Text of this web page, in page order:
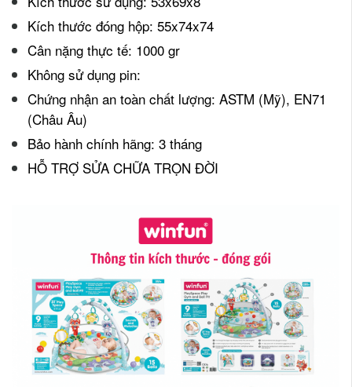
Kích thước đóng hộp: 55x74x74
Cân nặng thực tế: 1000 gr
Không sử dụng pin:
Chứng nhận an toàn chất lượng: ASTM (Mỹ), EN71
(Châu Âu)
Bảo hành chính hãng: 3 tháng
HỖ TRỢ SỬA CHỮA TRỌN ĐỜI